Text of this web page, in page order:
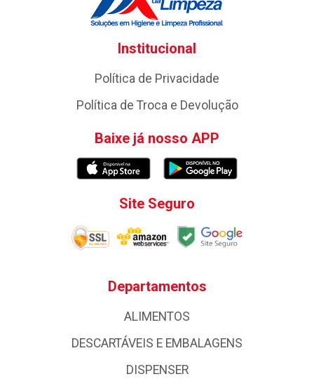
Institucional
Política de Privacidade
Política de Troca e Devolução
Baixe já nosso APP
Site Seguro
Departamentos
ALIMENTOS
DESCARTÁVEIS E EMBALAGENS
DISPENSER